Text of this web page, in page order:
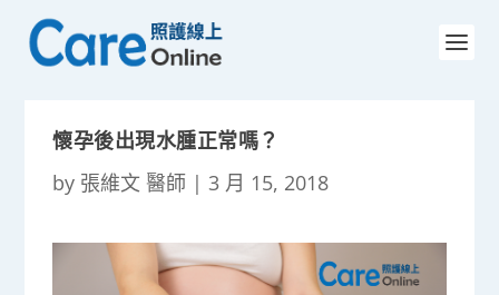
懷孕後出現水腫正常嗎？
by 張維文 醫師 |3 月 15, 2018